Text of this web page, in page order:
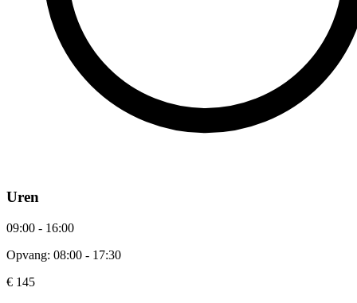
Uren
09:00 - 16:00
Opvang: 08:00 - 17:30
€ 145